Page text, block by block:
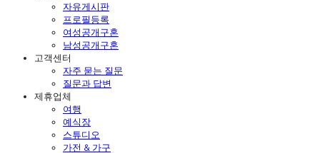
자유게시판
프로필등록
여성공개구혼
남성공개구혼
고객센터
자주 묻는 질문
질문과 답변
제휴업체
여행
예식장
스튜디오
가전 & 가구